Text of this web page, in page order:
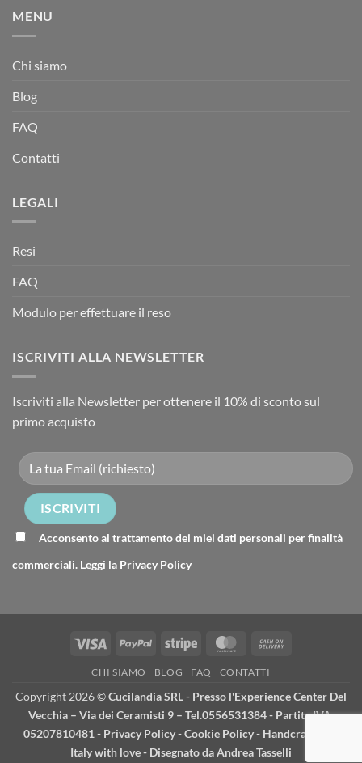
MENU
Chi siamo
Blog
FAQ
Contatti
LEGALI
Resi
FAQ
Modulo per effettuare il reso
ISCRIVITI ALLA NEWSLETTER
Iscriviti alla Newsletter per ottenere il 10% di sconto sul
primo acquisto
Acconsento al trattamento dei miei dati personali per finalità
commerciali. Leggi la Privacy Policy
Visa PayPal Stripe MasterCard
CHI SIAMO BLOG FAQ CONTATTI
Copyright 2026 ©Cucilandia SRL - Presso l'Experience Center Del
Vecchia – Via dei Ceramisti 9 – Tel.0556531384 - Partita IVA:
05207810481 - Privacy Policy-Cookie Policy- Handcrafted in
Italy with love - Disegnato daAndrea Tasselli